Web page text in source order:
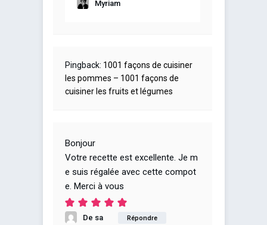
Myriam
Pingback: 1001 façons de cuisiner
les pommes – 1001 façons de
cuisiner les fruits et légumes
Bonjour
Votre recette est excellente. Je m
e suis régalée avec cette compot
e. Merci à vous
De sa Répondre